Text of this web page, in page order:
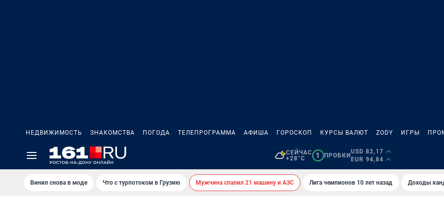
НЕДВИЖИМОСТЬ ЗНАКОМСТВА ПОГОДА ТЕЛЕПРОГРАММА АФИША ГОРОСКОП КУРСЫ ВАЛЮТ ZODY ИГРЫ
СЕЙЧАС
+28°C
1 ПРОБКИ
USD 82,17
EUR 94,84
Винил снова в моде Что с турпотоком в Грузию Мужчина спалил 21 машину и АЗС Лига чемпионов 10 лет назад Доходы